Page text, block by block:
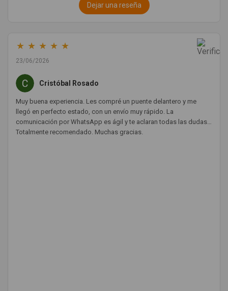
Dejar una reseña
★ ★ ★ ★ ★
23/06/2026
Cristóbal Rosado
Muy buena experiencia. Les compré un puente delantero y me
llegó en perfecto estado, con un envío muy rápido. La
comunicación por WhatsApp es ágil y te aclaran todas las dudas.
Totalmente recomendado. Muchas gracias.